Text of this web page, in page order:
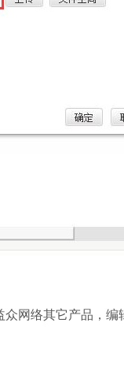
网络其它产品，编